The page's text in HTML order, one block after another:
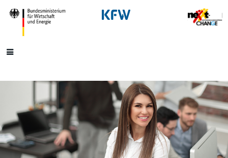
SrOnlyNavigation
Hauptmenü